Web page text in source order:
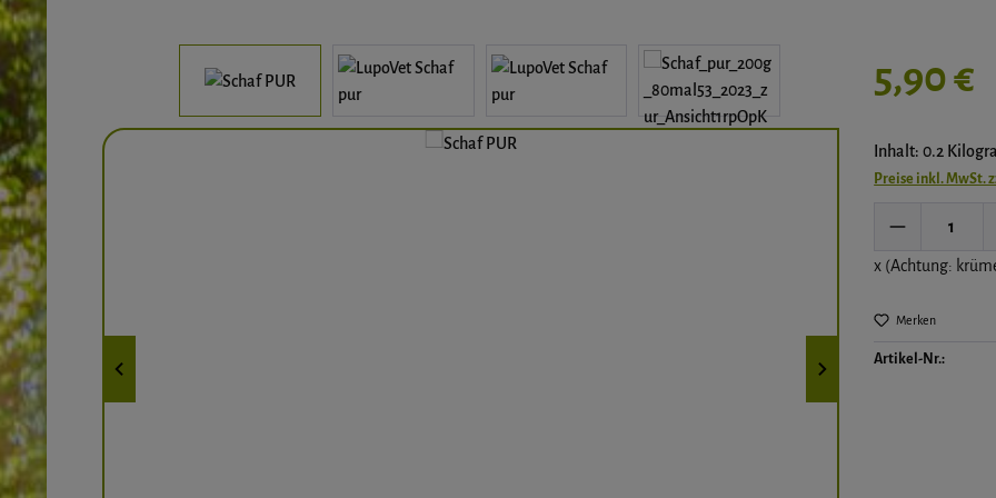
5,90 €
Inhalt: 0.2
Preise inkl. MwSt.
Produkt
x (Achtung:
Merken
Artikel-Nr.: